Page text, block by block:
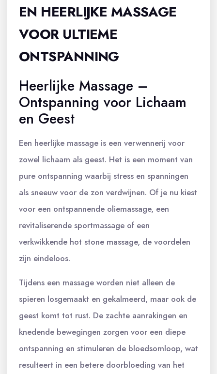
EN HEERLIJKE MASSAGE
VOOR ULTIEME
ONTSPANNING
Heerlijke Massage –
Ontspanning voor Lichaam
en Geest
Een heerlijke massage is een verwennerij voor
zowel lichaam als geest. Het is een moment van
pure ontspanning waarbij stress en spanningen
als sneeuw voor de zon verdwijnen. Of je nu kiest
voor een ontspannende oliemassage, een
revitaliserende sportmassage of een
verkwikkende hot stone massage, de voordelen
zijn eindeloos.
Tijdens een massage worden niet alleen de
spieren losgemaakt en gekalmeerd, maar ook de
geest komt tot rust. De zachte aanrakingen en
knedende bewegingen zorgen voor een diepe
ontspanning en stimuleren de bloedsomloop, wat
resulteert in een betere doorbloeding van het